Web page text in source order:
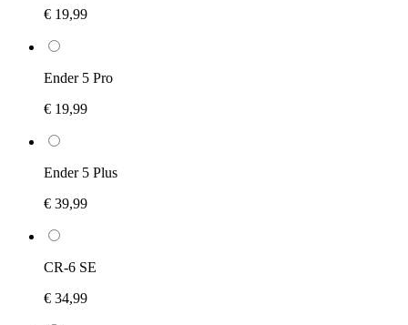
€ 19,99
Ender 5 Pro
€ 19,99
Ender 5 Plus
€ 39,99
CR-6 SE
€ 34,99